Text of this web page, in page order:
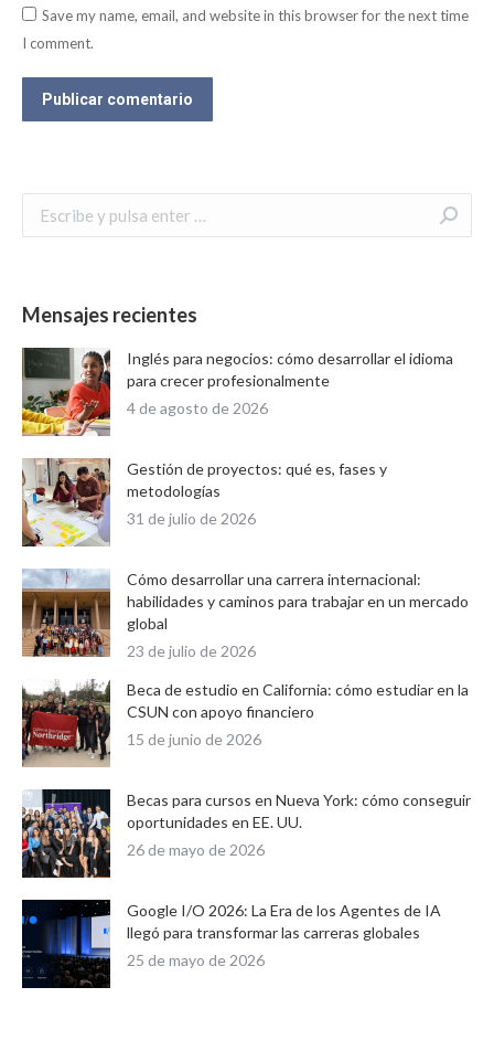
Save my name, email, and website in this browser for the next time
I comment.
Publicar comentario
Mensajes recientes
Inglés para negocios: cómo desarrollar el idioma
para crecer profesionalmente
4 de agosto de 2026
Gestión de proyectos: qué es, fases y
metodologías
31 de julio de 2026
Cómo desarrollar una carrera internacional:
habilidades y caminos para trabajar en un mercado
global
23 de julio de 2026
Beca de estudio en California: cómo estudiar en la
CSUN con apoyo financiero
15 de junio de 2026
Becas para cursos en Nueva York: cómo conseguir
oportunidades en EE. UU.
26 de mayo de 2026
Google I/O 2026: La Era de los Agentes de IA
llegó para transformar las carreras globales
25 de mayo de 2026